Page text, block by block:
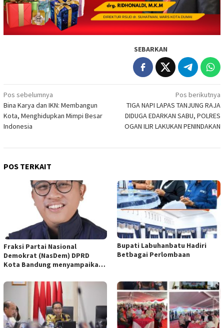
SEBARKAN
Navigasi
pos
Pos sebelumnya
Bina Karya dan IKN: Membangun
Kota, Menghidupkan Mimpi Besar
Indonesia
Pos berikutnya
TIGA NAPI LAPAS TANJUNG RAJA
DIDUGA EDARKAN SABU, POLRES
OGAN ILIR LAKUKAN PENINDAKAN
POS TERKAIT
Fraksi Partai Nasional
Demokrat (NasDem) DPRD
Kota Bandung menyampaikan
empat Rancangan Peraturan
Daerah (Raperda) yang
diajukan Pemerintah Kota
Bandung
Bupati Labuhanbatu Hadiri
Betbagai Perlombaan